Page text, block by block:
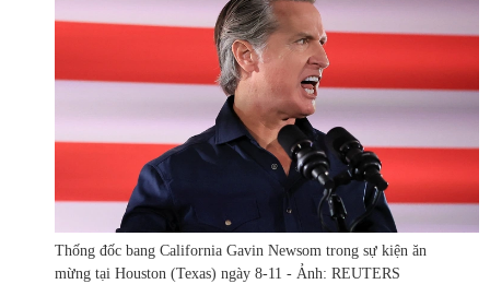
Thống đốc bang California Gavin Newsom trong sự kiện ăn
mừng tại Houston (Texas) ngày 8-11 - Ảnh: REUTERS